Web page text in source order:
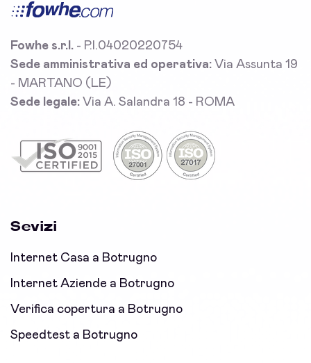
Fowhe s.r.l. - P.I.04020220754
Sede amministrativa ed operativa: Via Assunta 19
- MARTANO (LE)
Sede legale: Via A. Salandra 18 - ROMA
Sevizi
Internet Casa a Botrugno
Internet Aziende a Botrugno
Verifica copertura a Botrugno
Speedtest a Botrugno